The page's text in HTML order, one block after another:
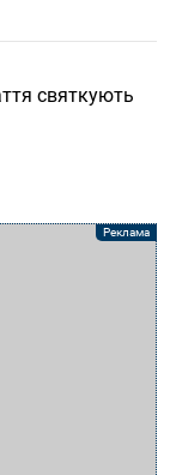
святкують